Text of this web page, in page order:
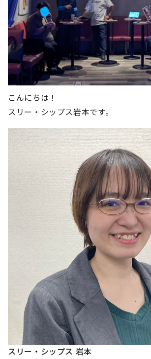
こんにちは！
スリー・シップス岩本です。
スリー・シップス 岩本